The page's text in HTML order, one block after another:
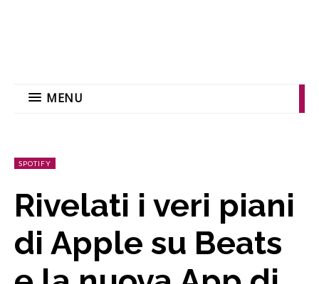
MENU
SPOTIFY
Rivelati i veri piani
di Apple su Beats